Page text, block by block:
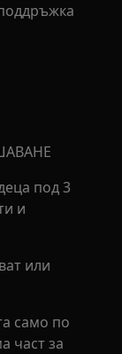
под 3
и
или
само по
част за